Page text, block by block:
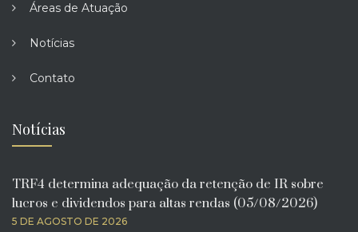
Áreas de Atuação
Notícias
Contato
Notícias
TRF4 determina adequação da retenção de IR sobre
lucros e dividendos para altas rendas (05/08/2026)
5 DE AGOSTO DE 2026